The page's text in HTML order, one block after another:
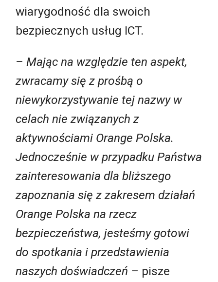
wiarygodność dla swoich
bezpiecznych usług ICT.
– Mając na względzie ten aspekt,
zwracamy się z prośbą o
niewykorzystywanie tej nazwy w
celach nie związanych z
aktywnościami Orange Polska.
Jednocześnie w przypadku Państwa
zainteresowania dla bliższego
zapoznania się z zakresem działań
Orange Polska na rzecz
bezpieczeństwa, jesteśmy gotowi
do spotkania i przedstawienia
naszych doświadczeń – pisze